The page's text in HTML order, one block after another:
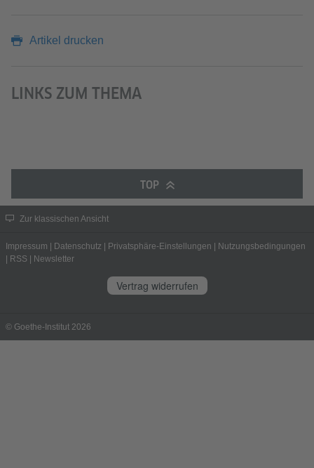
Artikel drucken
LINKS ZUM THEMA
TOP
Zur klassischen Ansicht
Impressum Datenschutz Privatsphäre-Einstellungen
Nutzungsbedingungen
RSS Newsletter
Vertrag widerrufen
© Goethe-Institut 2026